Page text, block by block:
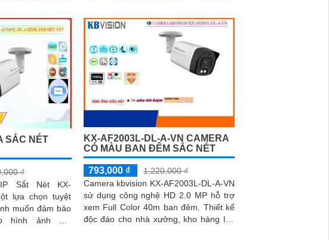
cách hiệu quả
SẮC NÉT
₫
Sắt Nét KX-
lựa chọn tuyệt
muốn đảm bảo
KX-AF2003L-DL-A-VN CAMERA
CÓ MÀU BAN ĐÊM SẮC NÉT
793,000 ₫
1,220,000 ₫
Camera kbvision KX-AF2003L-DL-A-VN
sử dụng công nghệ HD 2.0 MP hỗ trợ
xem Full Color 40m ban đêm. Thiết kế
độc đáo cho nhà xưởng, kho hàng lắp